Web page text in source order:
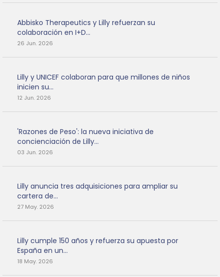
Abbisko Therapeutics y Lilly refuerzan su
colaboración en I+D...
26 Jun. 2026
Lilly y UNICEF colaboran para que millones de niños
inicien su...
12 Jun. 2026
'Razones de Peso': la nueva iniciativa de
concienciación de Lilly...
03 Jun. 2026
Lilly anuncia tres adquisiciones para ampliar su
cartera de...
27 May. 2026
Lilly cumple 150 años y refuerza su apuesta por
España en un...
18 May. 2026